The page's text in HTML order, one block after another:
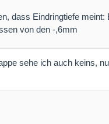
dass Eindringtiefe
von den -,6mm
sehe ich auch keins,